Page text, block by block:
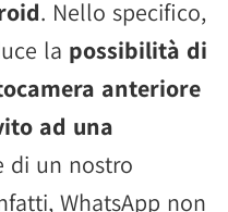
. Nello specifico,
la possibilità di
anteriore
ad una
di un nostro
WhatsApp non